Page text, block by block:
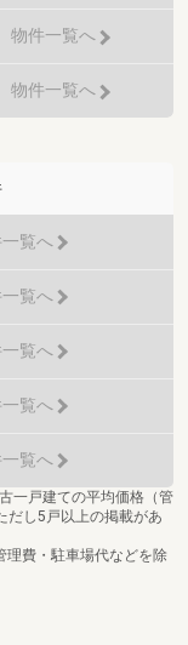
物件一覧へ
物件一覧へ
覧へ
覧へ
覧へ
覧へ
覧へ
一戸建ての平均価格（管
だし5戸以上の掲載があ
理費・駐車場代などを除